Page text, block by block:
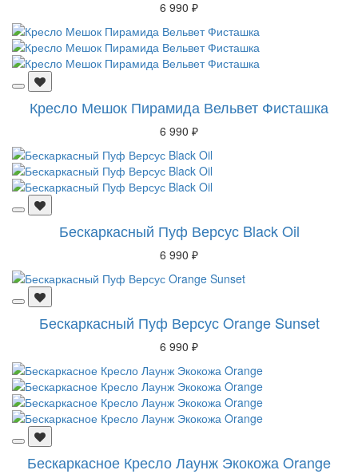
6 990 ₽
Кресло Мешок Пирамида Вельвет Фисташка
6 990 ₽
Бескаркасный Пуф Версус Black Oil
6 990 ₽
Бескаркасный Пуф Версус Orange Sunset
6 990 ₽
Бескаркасное Кресло Лаунж Экокожа Orange